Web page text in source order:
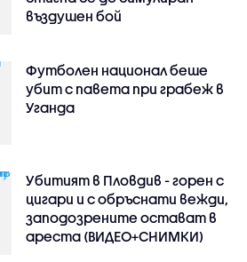
въздушен бой
Футболен национал беше
убит с павета при грабеж в
Уганда
Убитият в Пловдив - горен с
цигари и с обръснати вежди,
заподозрените остават в
ареста (ВИДЕО+СНИМКИ)